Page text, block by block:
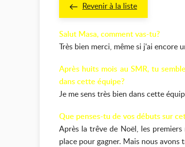
Revenir à la liste
Salut Masa, comment vas-tu?
Très bien merci, même si j'ai encore
Après huits mois au SMR, tu
dans cette équipe?
Je me sens très bien dans cette
Que penses-tu de vos débuts sur
Après la trêve de Noël, les
place pour gagner. Mais nous